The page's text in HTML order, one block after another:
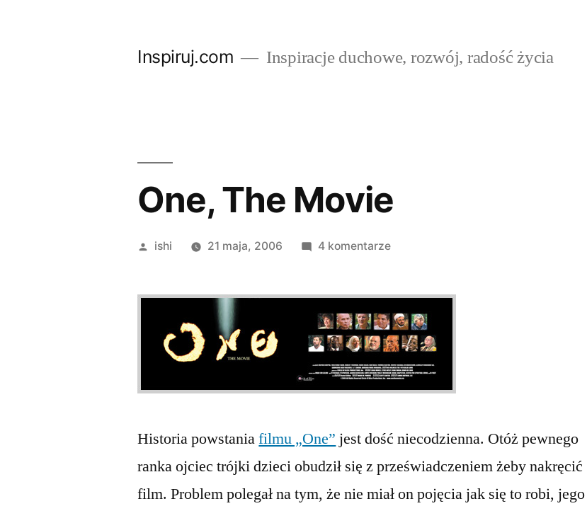
Inspiruj.com Inspiracje duchowe, rozwój, radość życia
One, The Movie
Opublikowane
ishi 21 maja, 2006 4 komentarzedo
Historia powstaniafilmu „One” jest dość niecodzienna. Otóż pewnego
ranka ojciec trójki dzieci obudził się z przeświadczeniem żeby nakręcić
film. Problem polegał na tym, że nie miał on pojęcia jak się to robi, jego